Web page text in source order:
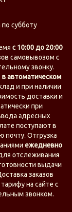
субботу
c 10:00 до 20:00
самовывозом с
звонку.
в автоматическом
и при наличии
доставки и
при
адресных
поступают в
почту. Отгрузка
ежедневно
отслеживания
выдачи
заказов
на сайте с
звонком.